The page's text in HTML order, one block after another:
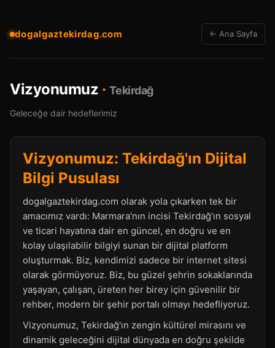
dogalgaztekirdag.com ← Ana Sayfa
Vizyonumuz · Tekirdağ
Geleceğe dair hedeflerimiz
Vizyonumuz: Tekirdağ'ın Dijital
Bilgi Pusulası
dogalgaztekirdag.com olarak yola çıkarken tek bir
amacımız vardı: Marmara'nın incisi Tekirdağ'ın sosyal
ve ticari hayatına dair en güncel, en doğru ve en
kolay ulaşılabilir bilgiyi sunan bir dijital platform
oluşturmak. Biz, kendimizi sadece bir internet sitesi
olarak görmüyoruz. Biz, bu güzel şehrin sokaklarında
yaşayan, çalışan, üreten her birey için güvenilir bir
rehber, modern bir şehir portalı olmayı hedefliyoruz.
Vizyonumuz, Tekirdağ'ın zengin kültürel mirasını ve
dinamik geleceğini dijital dünyada en doğru şekilde